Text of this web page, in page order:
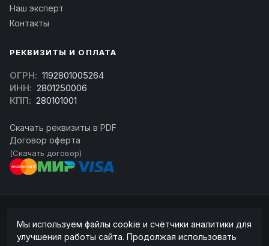
Наш эксперт
Контакты
РЕКВИЗИТЫ И ОПЛАТА
ОГРН: 1192801005264
ИНН: 2801250006
КПП: 280101001
Скачать реквизиты в PDF
Договор оферта
(Скачать договор)
ссылка на источник обязательна.
Мы используем файлы cookie и счётчики аналитики для
улучшения работы сайта. Продолжая использовать